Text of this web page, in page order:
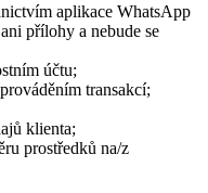
aplikace WhatsApp
přílohy a nebude se
účtu;
transakcí;
klienta;
prostředků na/z